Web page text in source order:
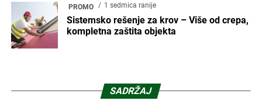
PROMO 1 sedmica ranije
Sistemsko rešenje za krov – Više od crepa,
kompletna zaštita objekta
SADRŽAJ